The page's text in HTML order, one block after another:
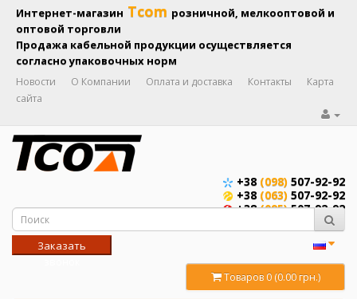
Интернет-магазин Tcom розничной, мелкооптовой и
оптовой торговли
Продажа кабельной продукции осуществляется
согласно упаковочных норм
Новости О Компании Оплата и доставка Контакты
Карта
сайта
+38 (098) 507-92-92
+38 (063) 507-92-92
+38(095)507-92-92
Заказать
Товаров 0 (0.00 грн.)